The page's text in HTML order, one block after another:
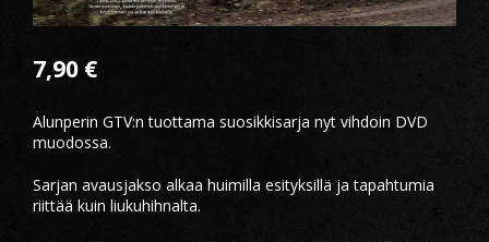
7,90 €
Alunperin GTV:n tuottama suosikkisarja nyt vihdoin DVD
muodossa.
Sarjan avausjakso alkaa huimilla esityksillä ja tapahtumia
riittää kuin liukuhihnalta.